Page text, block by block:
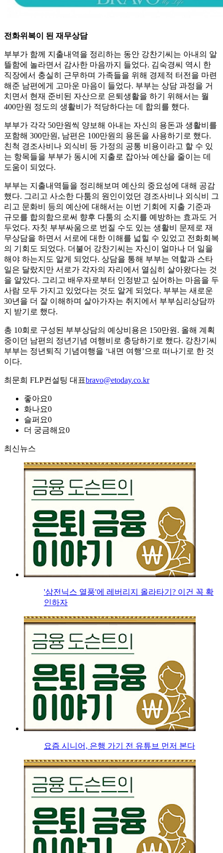
전화위복이 된 재무상담
부부가 함께 지출내역을 정리하는 동안 강찬기씨는 아내의 알
뜰함에 놀라면서 감사한 마음까지 들었다. 김숙경씨 역시 한
직장에서 충실히 근무하며 가족들을 위해 경제적 터전을 마련
해준 남편에게 고마운 마음이 들었다. 부부는 상담 과정을 거
치면서 현재 준비된 자산으로 은퇴생활을 하기 위해서는 월
400만원 정도의 생활비가 적당하다는 데 합의를 했다.
부부가 각각 50만원씩 양보해 아내는 자신의 용돈과 생활비를
포함해 300만원, 남편은 100만원의 용돈을 사용하기로 했다.
친척 경조사비나 외식비 등 가정의 공통 비용이라고 할 수 있
는 항목들을 부부가 동시에 지출로 잡아놔 예산을 줄이는 데
도움이 되었다.
부부는 지출내역들을 정리해보며 예산의 중요성에 대해 공감
했다. 그리고 사소한 다툼의 원인이었던 경조사비나 외식비 그
리고 문화비 등의 예산에 대해서는 이번 기회에 지출 기준과
규모를 합의함으로써 향후 다툼의 소지를 예방하는 효과도 거
두었다. 자칫 부부싸움으로 번질 수도 있는 생활비 문제로 재
무상담을 하면서 서로에 대한 이해를 넓힐 수 있었고 전화회복
의 기회도 되었다. 더불어 강찬기씨는 자신이 얼마나 더 일을
해야 하는지도 알게 되었다. 상담을 통해 부부는 역할과 스타
일은 달랐지만 서로가 각자의 자리에서 열심히 살아왔다는 것
을 알았다. 그리고 배우자로부터 인정받고 싶어하는 마음을 두
사람 모두 가지고 있었다는 것도 알게 되었다. 부부는 새로운
30년을 더 잘 이해하며 살아가자는 취지에서 부부심리상담까
지 받기로 했다.
총 10회로 구성된 부부상담의 예상비용은 150만원. 올해 계획
중이던 남편의 정년기념 여행비로 충당하기로 했다. 강찬기씨
부부는 정년퇴직 기념여행을 ‘내면 여행’으로 떠나기로 한 것
이다.
최문희 FLP컨설팅 대표bravo@etoday.co.kr
좋아요0
화나요0
슬퍼요0
더 궁금해요0
최신뉴스
'삼전닉스 열풍'에 레버리지 올라타기? 이건 꼭 확
인하자
요즘 시니어, 은행 가기 전 유튜브 먼저 본다